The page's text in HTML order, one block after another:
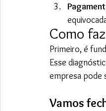
Como
Primeiro, é
Esse
empresa pode
Vamos